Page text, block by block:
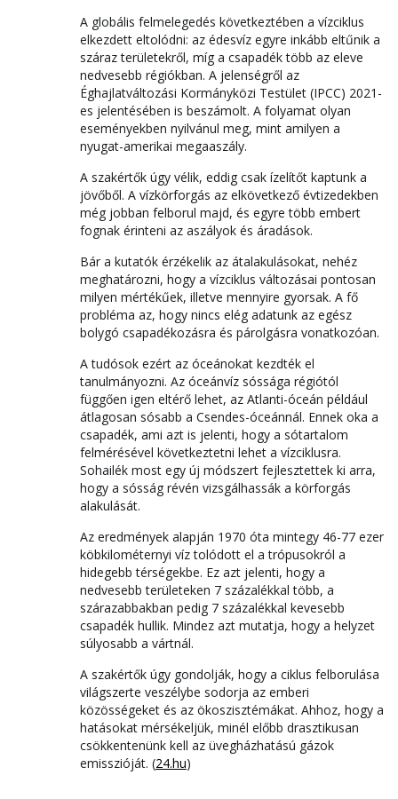
A globális felmelegedés következtében a vízciklus
elkezdett eltolódni: az édesvíz egyre inkább eltűnik a
száraz területekről, míg a csapadék több az eleve
nedvesebb régiókban. A jelenségről az
Éghajlatváltozási Kormányközi Testület (IPCC) 2021-
es jelentésében is beszámolt. A folyamat olyan
eseményekben nyilvánul meg, mint amilyen a
nyugat-amerikai megaaszály.
A szakértők úgy vélik, eddig csak ízelítőt kaptunk a
jövőből. A vízkörforgás az elkövetkező évtizedekben
még jobban felborul majd, és egyre több embert
fognak érinteni az aszályok és áradások.
Bár a kutatók érzékelik az átalakulásokat, nehéz
meghatározni, hogy a vízciklus változásai pontosan
milyen mértékűek, illetve mennyire gyorsak. A fő
probléma az, hogy nincs elég adatunk az egész
bolygó csapadékozásra és párolgásra vonatkozóan.
A tudósok ezért az óceánokat kezdték el
tanulmányozni. Az óceánvíz sóssága régiótól
függően igen eltérő lehet, az Atlanti-óceán például
átlagosan sósabb a Csendes-óceánnál. Ennek oka a
csapadék, ami azt is jelenti, hogy a sótartalom
felmérésével következtetni lehet a vízciklusra.
Sohailék most egy új módszert fejlesztettek ki arra,
hogy a sósság révén vizsgálhassák a körforgás
alakulását.
Az eredmények alapján 1970 óta mintegy 46-77 ezer
köbkilométernyi víz tolódott el a trópusokról a
hidegebb térségekbe. Ez azt jelenti, hogy a
nedvesebb területeken 7 százalékkal több, a
szárazabbakban pedig 7 százalékkal kevesebb
csapadék hullik. Mindez azt mutatja, hogy a helyzet
súlyosabb a vártnál.
A szakértők úgy gondolják, hogy a ciklus felborulása
világszerte veszélybe sodorja az emberi
közösségeket és az ökoszisztémákat. Ahhoz, hogy a
hatásokat mérsékeljük, minél előbb drasztikusan
csökkentenünk kell az üvegházhatású gázok
emisszióját. (24.hu)